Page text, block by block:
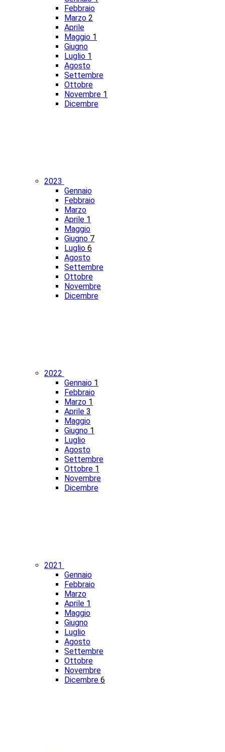
Febbraio
Marzo 2
Aprile
Maggio 1
Giugno
Luglio 1
Agosto
Settembre
Ottobre
Novembre 1
Dicembre
2023
Gennaio
Febbraio
Marzo
Aprile 1
Maggio
Giugno 7
Luglio 6
Agosto
Settembre
Ottobre
Novembre
Dicembre
2022
Gennaio 1
Febbraio
Marzo 1
Aprile 3
Maggio
Giugno 1
Luglio
Agosto
Settembre
Ottobre 1
Novembre
Dicembre
2021
Gennaio
Febbraio
Marzo
Aprile 1
Maggio
Giugno
Luglio
Agosto
Settembre
Ottobre
Novembre
Dicembre 6